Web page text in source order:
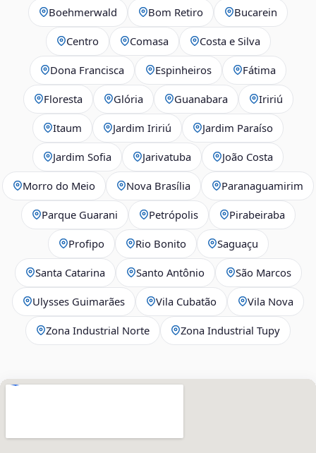
Boehmerwald Bom Retiro Bucarein
Centro Comasa Costa e Silva
Dona Francisca Espinheiros Fátima
Floresta Glória Guanabara Iririú
Itaum Jardim Iririú Jardim Paraíso
Jardim Sofia Jarivatuba João Costa
Morro do Meio Nova Brasília Paranaguamirim
Parque Guarani Petrópolis Pirabeiraba
Profipo Rio Bonito Saguaçu
Santa Catarina Santo Antônio São Marcos
Ulysses Guimarães Vila Cubatão Vila Nova
Zona Industrial Norte Zona Industrial Tupy